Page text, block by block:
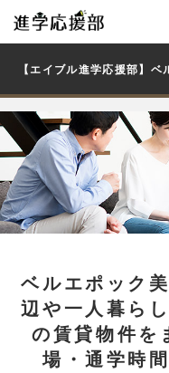
ベルエポック
辺や一人暮ら
の賃貸物件を
場・通学時